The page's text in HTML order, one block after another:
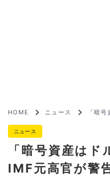
HOME ニュース
「暗
ニュース
「暗号資産はド
IMF元高官が警